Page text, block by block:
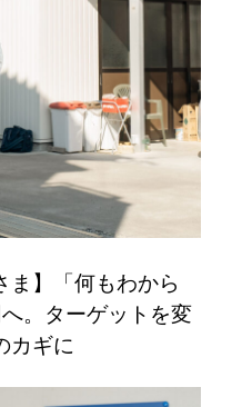
ま】「何もわから
。ターゲットを変
カギに